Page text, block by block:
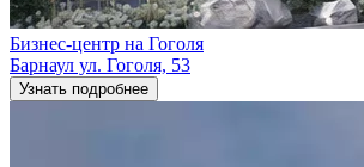
Бизнес-центр на Гоголя
Барнаул ул. Гоголя, 53
Узнать подробнее